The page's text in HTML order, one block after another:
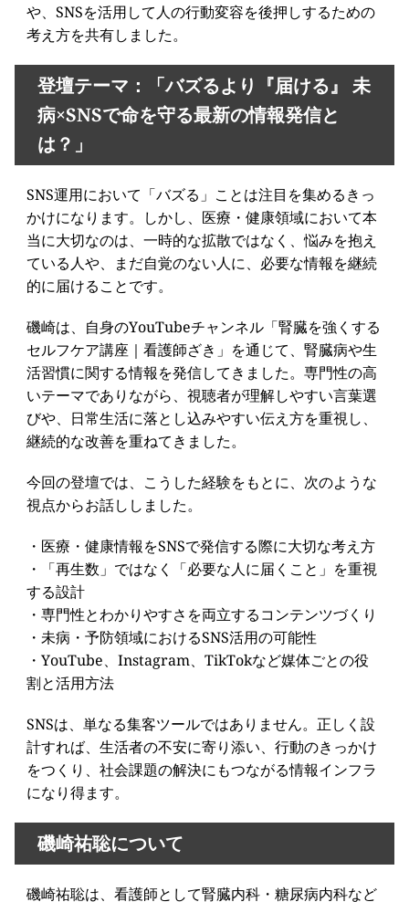
や、SNSを活用して人の行動変容を後押しするための
考え方を共有しました。
登壇テーマ：「バズるより『届ける』 未
病×SNSで命を守る最新の情報発信と
は？」
SNS運用において「バズる」ことは注目を集めるきっ
かけになります。しかし、医療・健康領域において本
当に大切なのは、一時的な拡散ではなく、悩みを抱え
ている人や、まだ自覚のない人に、必要な情報を継続
的に届けることです。
磯崎は、自身のYouTubeチャンネル「腎臓を強くする
セルフケア講座｜看護師ざき」を通じて、腎臓病や生
活習慣に関する情報を発信してきました。専門性の高
いテーマでありながら、視聴者が理解しやすい言葉選
びや、日常生活に落とし込みやすい伝え方を重視し、
継続的な改善を重ねてきました。
今回の登壇では、こうした経験をもとに、次のような
視点からお話ししました。
・医療・健康情報をSNSで発信する際に大切な考え方
・「再生数」ではなく「必要な人に届くこと」を重視
する設計
・専門性とわかりやすさを両立するコンテンツづくり
・未病・予防領域におけるSNS活用の可能性
・YouTube、Instagram、TikTokなど媒体ごとの役
割と活用方法
SNSは、単なる集客ツールではありません。正しく設
計すれば、生活者の不安に寄り添い、行動のきっかけ
をつくり、社会課題の解決にもつながる情報インフラ
になり得ます。
磯崎祐聡について
磯崎祐聡は、看護師として腎臓内科・糖尿病内科など